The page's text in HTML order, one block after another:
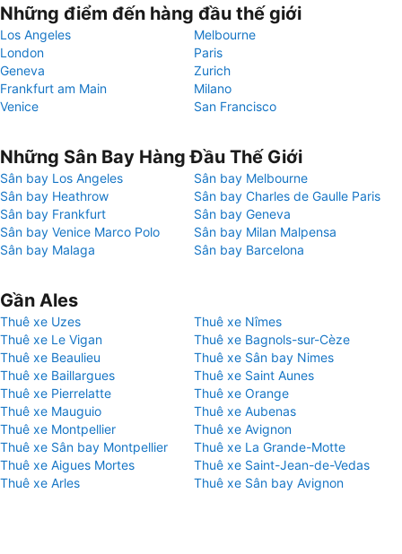
Những điểm đến hàng đầu thế giới
Los Angeles
Melbourne
London
Paris
Geneva
Zurich
Frankfurt am Main
Milano
Venice
San Francisco
Những Sân Bay Hàng Đầu Thế Giới
Sân bay Los Angeles
Sân bay Melbourne
Sân bay Heathrow
Sân bay Charles de Gaulle Paris
Sân bay Frankfurt
Sân bay Geneva
Sân bay Venice Marco Polo
Sân bay Milan Malpensa
Sân bay Malaga
Sân bay Barcelona
Gần Ales
Thuê xe Uzes
Thuê xe Nîmes
Thuê xe Le Vigan
Thuê xe Bagnols-sur-Cèze
Thuê xe Beaulieu
Thuê xe Sân bay Nimes
Thuê xe Baillargues
Thuê xe Saint Aunes
Thuê xe Pierrelatte
Thuê xe Orange
Thuê xe Mauguio
Thuê xe Aubenas
Thuê xe Montpellier
Thuê xe Avignon
Thuê xe Sân bay Montpellier
Thuê xe La Grande-Motte
Thuê xe Aigues Mortes
Thuê xe Saint-Jean-de-Vedas
Thuê xe Arles
Thuê xe Sân bay Avignon